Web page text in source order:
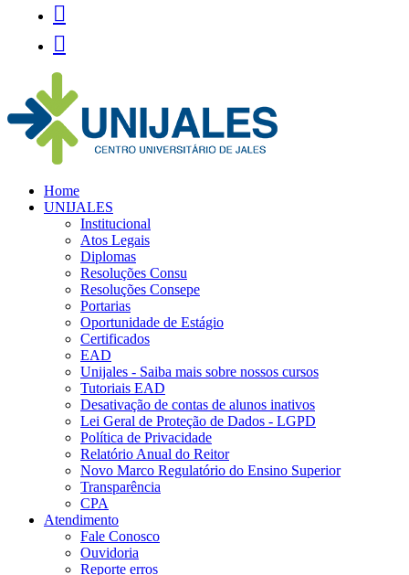


Home
UNIJALES
Institucional
Atos Legais
Diplomas
Resoluções Consu
Resoluções Consepe
Portarias
Oportunidade de Estágio
Certificados
EAD
Unijales - Saiba mais sobre nossos cursos
Tutoriais EAD
Desativação de contas de alunos inativos
Lei Geral de Proteção de Dados - LGPD
Política de Privacidade
Relatório Anual do Reitor
Novo Marco Regulatório do Ensino Superior
Transparência
CPA
Atendimento
Fale Conosco
Ouvidoria
Reporte erros